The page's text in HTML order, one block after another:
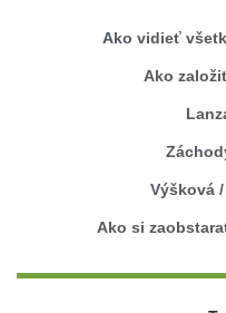
Ako vidieť
Ako
Výšková
Ako si